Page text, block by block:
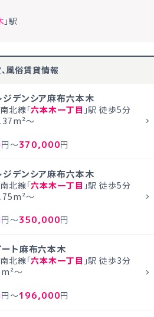
」駅
風俗賃貸情報
ジデンシア麻布六本木
北線「六本木一丁目 」駅 徒歩5分
～
円～370,000円
ジデンシア麻布六本木
北線「六本木一丁目 」駅 徒歩5分
～
円～350,000円
ート麻布六本木
北線「六本木一丁目 」駅 徒歩3分
～
円～196,000円